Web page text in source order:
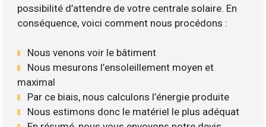
possibilité d’attendre de votre centrale solaire. En
conséquence, voici comment nous procédons :
Nous venons voir le bâtiment
Nous mesurons l’ensoleillement moyen et
maximal
Par ce biais, nous calculons l’énergie produite
Nous estimons donc le matériel le plus adéquat